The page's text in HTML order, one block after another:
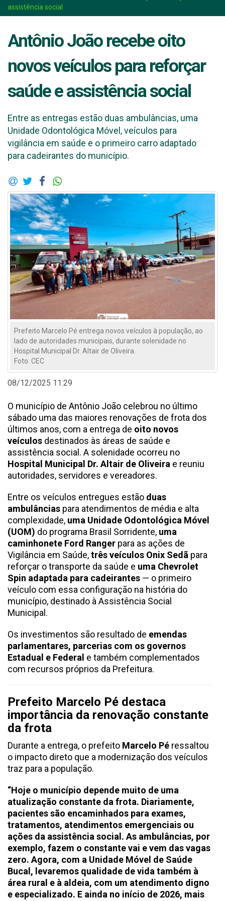
assistência social
Antônio João recebe oito
novos veículos para reforçar
saúde e assistência social
Entre as entregas estão duas ambulâncias, uma
Unidade Odontológica Móvel, veículos para
vigilância em saúde e o primeiro carro adaptado
para cadeirantes do município.
Prefeito Marcelo Pé entrega novos veículos à população, ao
lado de autoridades municipais, durante solenidade no
Hospital Municipal Dr. Altair de Oliveira.
Foto: CEC
08/12/2025 11:29
O município de Antônio João celebrou no último
sábado uma das maiores renovações de frota dos
últimos anos, com a entrega de oito novos
veículos destinados às áreas de saúde e
assistência social. A solenidade ocorreu no
Hospital Municipal Dr. Altair de Oliveira e reuniu
autoridades, servidores e vereadores.
Entre os veículos entregues estão duas
ambulâncias para atendimentos de média e alta
complexidade, uma Unidade Odontológica Móvel
(UOM) do programa Brasil Sorridente, uma
caminhonete Ford Ranger para as ações de
Vigilância em Saúde,três veículos Onix Sedã para
reforçar o transporte da saúde e uma Chevrolet
Spin adaptada para cadeirantes — o primeiro
veículo com essa configuração na história do
município, destinado à Assistência Social
Municipal.
Os investimentos são resultado de emendas
parlamentares, parcerias com os governos
Estadual e Federal e também complementados
com recursos próprios da Prefeitura.
Prefeito Marcelo Pé destaca
importância da renovação constante
da frota
Durante a entrega, o prefeito Marcelo Pé ressaltou
o impacto direto que a modernização dos veículos
traz para a população.
“Hoje o município depende muito de uma
atualização constante da frota. Diariamente,
pacientes são encaminhados para exames,
tratamentos, atendimentos emergenciais ou
ações da assistência social. As ambulâncias, por
exemplo, fazem o constante vai e vem das vagas
zero. Agora, com a Unidade Móvel de Saúde
Bucal, levaremos qualidade de vida também à
área rural e à aldeia, com um atendimento digno
e especializado. E ainda no início de 2026, mais